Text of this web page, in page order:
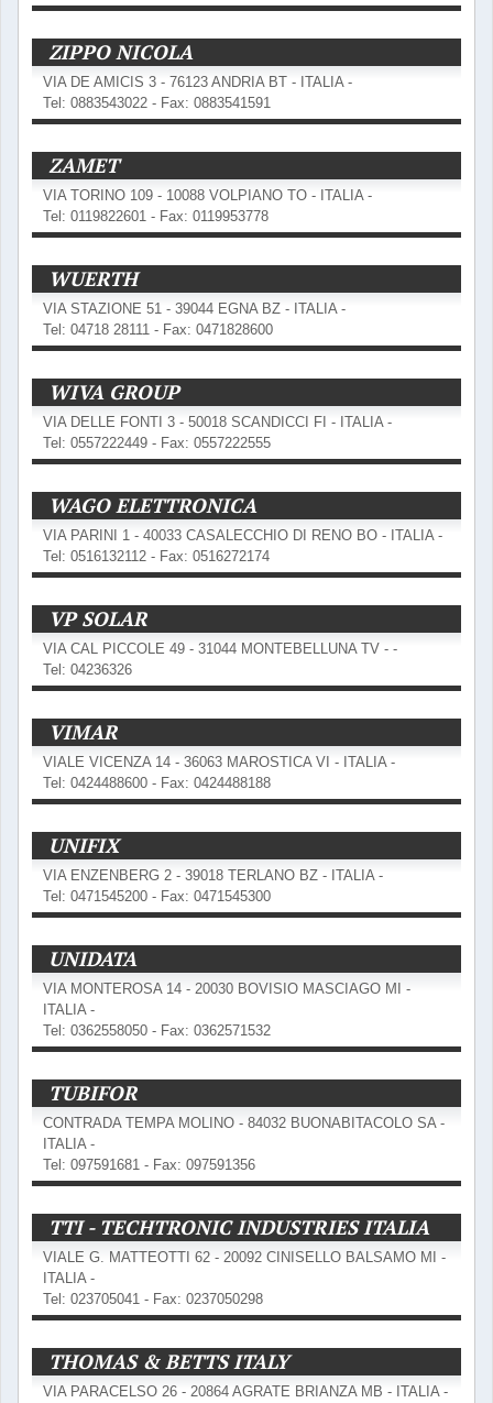
ZIPPO NICOLA
VIA DE AMICIS 3 - 76123 ANDRIA BT - ITALIA -
Tel: 0883543022 - Fax: 0883541591
ZAMET
VIA TORINO 109 - 10088 VOLPIANO TO - ITALIA -
Tel: 0119822601 - Fax: 0119953778
WUERTH
VIA STAZIONE 51 - 39044 EGNA BZ - ITALIA -
Tel: 04718 28111 - Fax: 0471828600
WIVA GROUP
VIA DELLE FONTI 3 - 50018 SCANDICCI FI - ITALIA -
Tel: 0557222449 - Fax: 0557222555
WAGO ELETTRONICA
VIA PARINI 1 - 40033 CASALECCHIO DI RENO BO - ITALIA -
Tel: 0516132112 - Fax: 0516272174
VP SOLAR
VIA CAL PICCOLE 49 - 31044 MONTEBELLUNA TV - -
Tel: 04236326
VIMAR
VIALE VICENZA 14 - 36063 MAROSTICA VI - ITALIA -
Tel: 0424488600 - Fax: 0424488188
UNIFIX
VIA ENZENBERG 2 - 39018 TERLANO BZ - ITALIA -
Tel: 0471545200 - Fax: 0471545300
UNIDATA
VIA MONTEROSA 14 - 20030 BOVISIO MASCIAGO MI -
ITALIA -
Tel: 0362558050 - Fax: 0362571532
TUBIFOR
CONTRADA TEMPA MOLINO - 84032 BUONABITACOLO SA -
ITALIA -
Tel: 097591681 - Fax: 097591356
TTI - TECHTRONIC INDUSTRIES ITALIA
VIALE G. MATTEOTTI 62 - 20092 CINISELLO BALSAMO MI -
ITALIA -
Tel: 023705041 - Fax: 0237050298
THOMAS & BETTS ITALY
VIA PARACELSO 26 - 20864 AGRATE BRIANZA MB - ITALIA -